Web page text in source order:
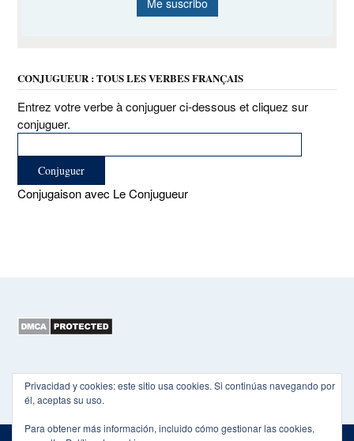
CONJUGUEUR : TOUS LES VERBES FRANÇAIS
Entrez votre verbe à conjuguer ci-dessous et cliquez sur
conjuguer.
Conjugaison avec Le Conjugueur
Privacidad y cookies: este sitio usa cookies. Si continúas navegando por
él, aceptas su uso.
Para obtener más información, incluido cómo gestionar las cookies,
Copyright 2015-2026 EL HEXÁGONO